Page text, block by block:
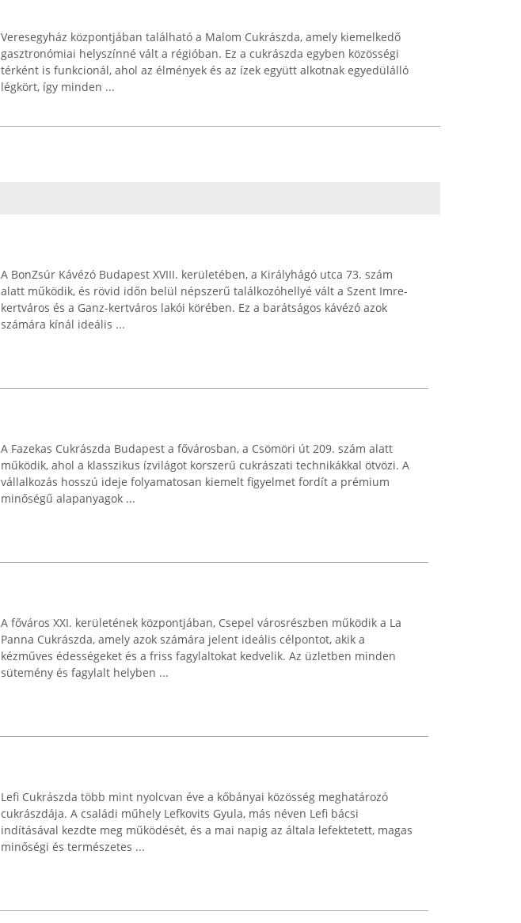
Veresegyház központjában található a Malom Cukrászda, amely kiemelkedő
gasztronómiai helyszínné vált a régióban. Ez a cukrászda egyben közösségi
térként is funkcionál, ahol az élmények és az ízek együtt alkotnak egyedülálló
légkört, így minden ...
A BonZsúr Kávézó Budapest XVIII. kerületében, a Királyhágó utca 73. szám
alatt működik, és rövid időn belül népszerű találkozóhellyé vált a Szent Imre-
kertváros és a Ganz-kertváros lakói körében. Ez a barátságos kávézó azok
számára kínál ideális ...
A Fazekas Cukrászda Budapest a fővárosban, a Csömöri út 209. szám alatt
működik, ahol a klasszikus ízvilágot korszerű cukrászati technikákkal ötvözi. A
vállalkozás hosszú ideje folyamatosan kiemelt figyelmet fordít a prémium
minőségű alapanyagok ...
A főváros XXI. kerületének központjában, Csepel városrészben működik a La
Panna Cukrászda, amely azok számára jelent ideális célpontot, akik a
kézműves édességeket és a friss fagylaltokat kedvelik. Az üzletben minden
sütemény és fagylalt helyben ...
Lefi Cukrászda több mint nyolcvan éve a kőbányai közösség meghatározó
cukrászdája. A családi műhely Lefkovits Gyula, más néven Lefi bácsi
indításával kezdte meg működését, és a mai napig az általa lefektetett, magas
minőségi és természetes ...